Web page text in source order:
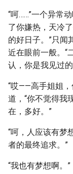
“呵……”一个异常
了你嫌热，天冷
的好日子。”只闻
近在眼前一般。“
认，你是我见过
“哎——高手姐姐
道，“你不觉得我
在，多好。”
“呵，人应该有梦
者的最终追求。”
“我也有梦想啊。”